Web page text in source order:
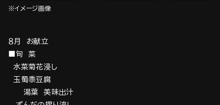
※イメージ画像
８月 お献立
■旬 菜
水菜菊花浸し
玉蜀黍豆腐
湯葉 美味出汁